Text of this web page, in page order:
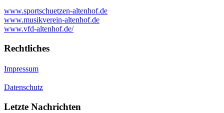
www.sportschuetzen-altenhof.de
www.musikverein-altenhof.de
www.vfd-altenhof.de/
Rechtliches
Impressum
Datenschutz
Letzte Nachrichten